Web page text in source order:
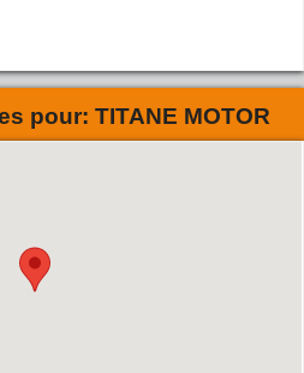
pour: TITANE MOTOR